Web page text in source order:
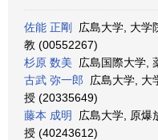
佐能 正剛
広島大学, 大学
教 (00552267)
杉原 数美 広島国際大学,
古武 弥一郎 広島大学, 大
授 (20335649)
藤本 成明
広島大学, 原爆
授 (40243612)